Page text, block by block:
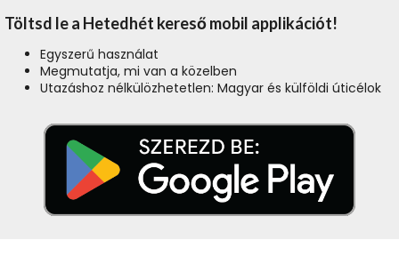
Töltsd le a Hetedhét kereső mobil applikációt!
Egyszerű használat
Megmutatja, mi van a közelben
Utazáshoz nélkülözhetetlen: Magyar és külföldi úticélok